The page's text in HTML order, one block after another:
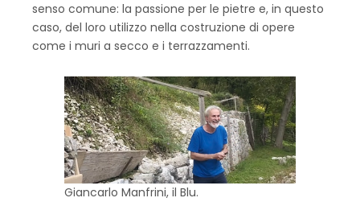
senso comune: la passione per le pietre e, in questo
caso, del loro utilizzo nella costruzione di opere
come i muri a secco e i terrazzamenti.
Giancarlo Manfrini, il Blu.